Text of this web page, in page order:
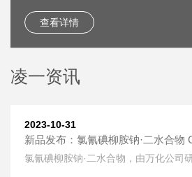
sodium dihydrate [61438-64-0] 又名：
兽药，用作抗寄生虫药物。 按照《欧
查看详情
凌一资讯
2023-10-31
新品发布：氯氰碘柳胺钠·二水合物
dihydrate [61438-64-0] 上线
氯氰碘柳胺钠·二水合物，由万化公司